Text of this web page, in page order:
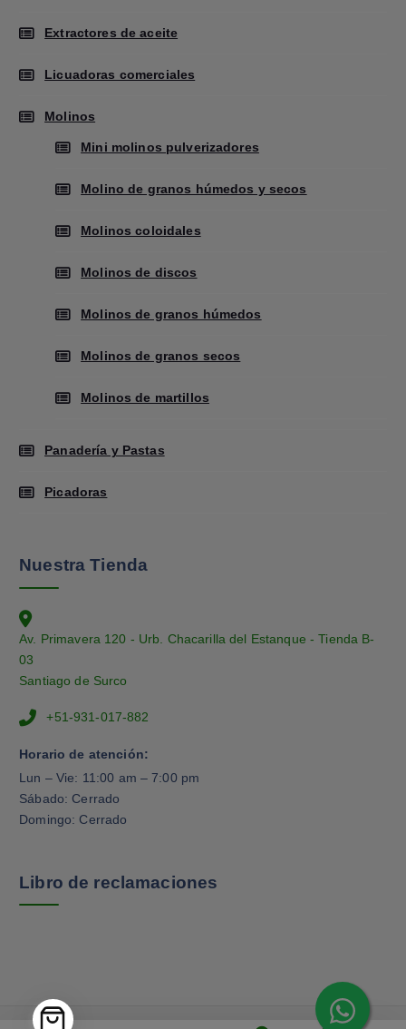
Extractores de aceite
Licuadoras comerciales
Molinos
Mini molinos pulverizadores
Molino de granos húmedos y secos
Molinos coloidales
Molinos de discos
Molinos de granos húmedos
Molinos de granos secos
Molinos de martillos
Panadería y Pastas
Picadoras
Nuestra Tienda
Av. Primavera 120 - Urb. Chacarilla del Estanque - Tienda B-
03
Santiago de Surco
+51-931-017-882
Horario de atención:
Lun – Vie: 11:00 am – 7:00 pm
Sábado: Cerrado
Domingo: Cerrado
Libro de reclamaciones